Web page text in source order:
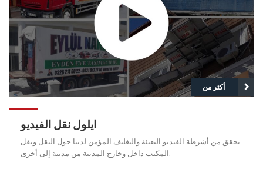
أكثر من
ايلول نقل الفيديو
تحقق من أشرطة الفيديو التعبئة والتغليف المؤمن لدينا حول النقل ونقل